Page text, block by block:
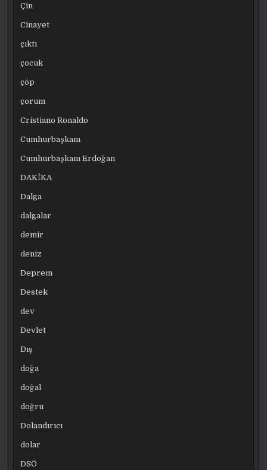
Çin
Cinayet
çıktı
çocuk
çöp
çorum
Cristiano Ronaldo
Cumhurbaşkanı
Cumhurbaşkanı Erdoğan
DAKİKA
Dalga
dalgalar
demir
deniz
Deprem
Destek
dev
Devlet
Dış
doğa
doğal
doğru
Dolandırıcı
dolar
DSÖ